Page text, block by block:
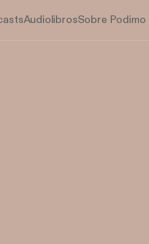
AudiolibrosSobre Podimo